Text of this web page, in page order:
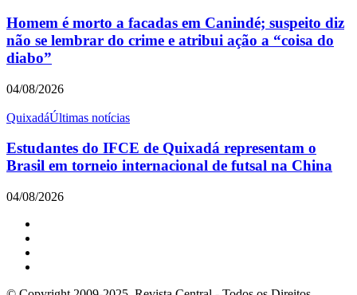
Homem é morto a facadas em Canindé; suspeito diz
não se lembrar do crime e atribui ação a “coisa do
diabo”
04/08/2026
QuixadáÚltimas notícias
Estudantes do IFCE de Quixadá representam o
Brasil em torneio internacional de futsal na China
04/08/2026